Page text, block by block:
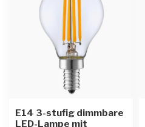
E14 3-stufig dimmbare
LED-Lampe mit